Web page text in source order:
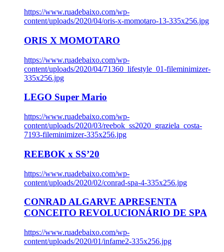
https://www.ruadebaixo.com/wp-
content/uploads/2020/04/oris-x-momotaro-13-335x256.jpg
ORIS X MOMOTARO
https://www.ruadebaixo.com/wp-
content/uploads/2020/04/71360_lifestyle_01-fileminimizer-
335x256.jpg
LEGO Super Mario
https://www.ruadebaixo.com/wp-
content/uploads/2020/03/reebok_ss2020_graziela_costa-
7193-fileminimizer-335x256.jpg
REEBOK x SS’20
https://www.ruadebaixo.com/wp-
content/uploads/2020/02/conrad-spa-4-335x256.jpg
CONRAD ALGARVE APRESENTA
CONCEITO REVOLUCIONÁRIO DE SPA
https://www.ruadebaixo.com/wp-
content/uploads/2020/01/infame2-335x256.jpg